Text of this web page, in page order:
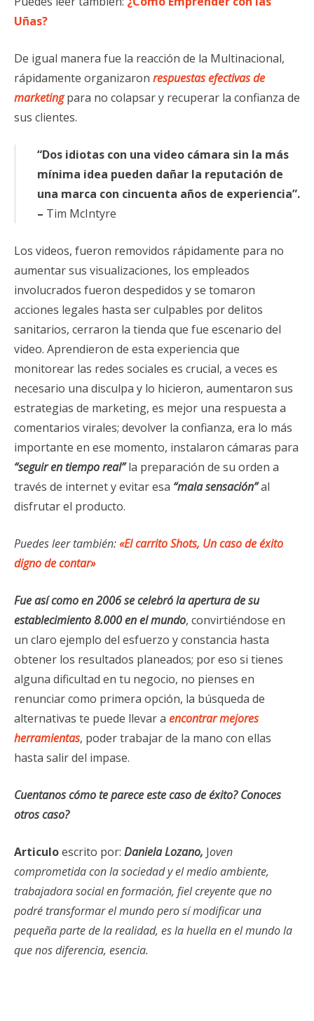
Uñas?
De igual manera fue la reacción de la Multinacional,
rápidamente organizaron respuestas efectivas de
marketingpara no colapsar y recuperar la confianza de
sus clientes.
“Dos idiotas con una video cámara sin la más
mínima idea pueden dañar la reputación de
una marca con cincuenta años de experiencia”.
– Tim McIntyre
Los videos, fueron removidos rápidamente para no
aumentar sus visualizaciones, los empleados
involucrados fueron despedidos y se tomaron
acciones legales hasta ser culpables por delitos
sanitarios, cerraron la tienda que fue escenario del
video. Aprendieron de esta experiencia que
monitorear las redes sociales es crucial, a veces es
necesario una disculpa y lo hicieron, aumentaron sus
estrategias de marketing, es mejor una respuesta a
comentarios virales; devolver la confianza, era lo más
importante en ese momento, instalaron cámaras para
“seguir en tiempo real” la preparación de su orden a
través de internet y evitar esa “mala sensación”al
disfrutar el producto.
Puedes leer también:«El carrito Shots, Un caso de éxito
digno de contar»
Fue así como en 2006 se celebró la apertura de su
establecimiento 8.000 en el mundo, convirtiéndose en
un claro ejemplo del esfuerzo y constancia hasta
obtener los resultados planeados; por eso si tienes
alguna dificultad en tu negocio, no pienses en
renunciar como primera opción, la búsqueda de
alternativas te puede llevar a encontrar mejores
herramientas, poder trabajar de la mano con ellas
hasta salir del impase.
Cuentanos cómo te parece este caso de éxito? Conoces
otros caso?
Articuloescrito por: Daniela Lozano, Joven
comprometida con la sociedad y el medio ambiente,
trabajadora social en formación, fiel creyente que no
podré transformar el mundo pero sí modificar una
pequeña parte de la realidad, es la huella en el mundo la
que nos diferencia, esencia.